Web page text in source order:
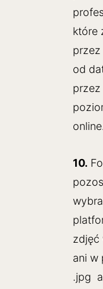
które
od
online.
10.
zdjęć
ani w
.jpg